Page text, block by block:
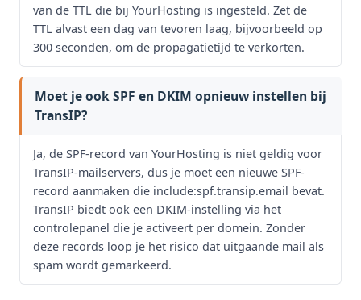
van de TTL die bij YourHosting is ingesteld. Zet de
TTL alvast een dag van tevoren laag, bijvoorbeeld op
300 seconden, om de propagatietijd te verkorten.
Moet je ook SPF en DKIM opnieuw instellen bij
TransIP?
Ja, de SPF-record van YourHosting is niet geldig voor
TransIP-mailservers, dus je moet een nieuwe SPF-
record aanmaken die include:spf.transip.email bevat.
TransIP biedt ook een DKIM-instelling via het
controlepanel die je activeert per domein. Zonder
deze records loop je het risico dat uitgaande mail als
spam wordt gemarkeerd.